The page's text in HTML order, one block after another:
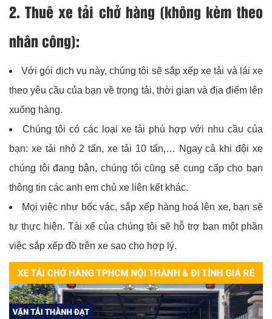
2. Thuê xe tải chở hàng (không kèm theo
nhân công):
Với gói dịch vụ này, chúng tôi sẽ sắp xếp xe tải và lái xe
theo yêu cầu của bạn về trọng tải, thời gian và địa điểm lên
xuống hàng.
Chúng tôi có các loại xe tải phù hợp với nhu cầu của
bạn: xe tải nhỏ 2 tấn, xe tải 10 tấn,… Ngay cả khi đội xe
chúng tôi đang bận, chúng tôi cũng sẽ cung cấp cho bạn
thông tin các anh em chủ xe liên kết khác.
Mọi việc như bốc vác, sắp xếp hàng hoá lên xe, bạn sẽ
tự thực hiện. Tài xế của chúng tôi sẽ hỗ trợ bạn một phần
việc sắp xếp đồ trên xe sao cho hợp lý.